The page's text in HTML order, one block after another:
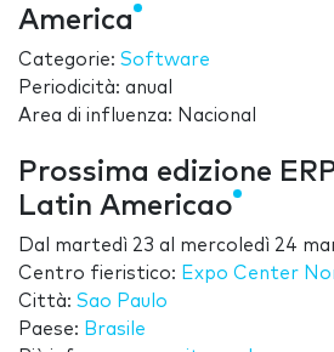
America
Categorie: Software
Periodicità: anual
Area di influenza: Nacional
Prossima edizione
Latin Americao
Dal martedì 23 al mercoledì 24
Centro fieristico: Expo Center
Città: Sao Paulo
Paese: Brasile